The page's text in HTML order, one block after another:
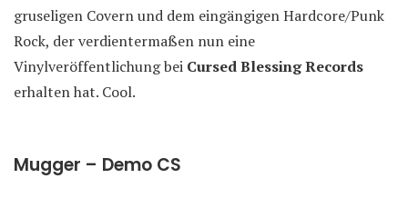
gruseligen Covern und dem eingängigen Hardcore/Punk
Rock, der verdientermaßen nun eine
Vinylveröffentlichung bei Cursed Blessing Records
erhalten hat. Cool.
Mugger – Demo CS